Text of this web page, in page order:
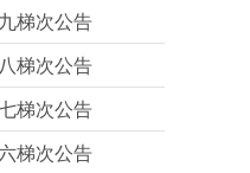
梯次公告
梯次公告
梯次公告
梯次公告